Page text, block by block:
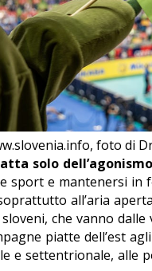
foto di
solo
sport e mantenersi in
all’aria
che vanno
piatte dell’est
e settentrionale, alle